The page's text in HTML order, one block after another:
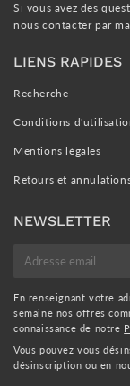
Si vous avez des
nous contacter par
LIENS RAPIDES
Recherche
Conditions
Mentions légales
Retours et
NEWSLETTER
mail
En renseignant votre
semaine nos offres
connaissance de notre
Vous pouvez vous
désinscription ou en